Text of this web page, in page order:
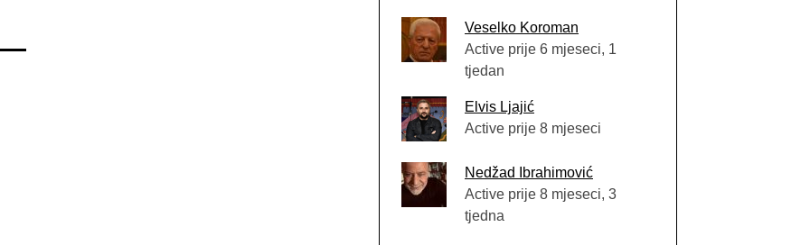
Veselko Koroman
Active prije 6 mjeseci, 1
tjedan
Elvis Ljajić
Active prije 8 mjeseci
Nedžad Ibrahimović
Active prije 8 mjeseci, 3
tjedna